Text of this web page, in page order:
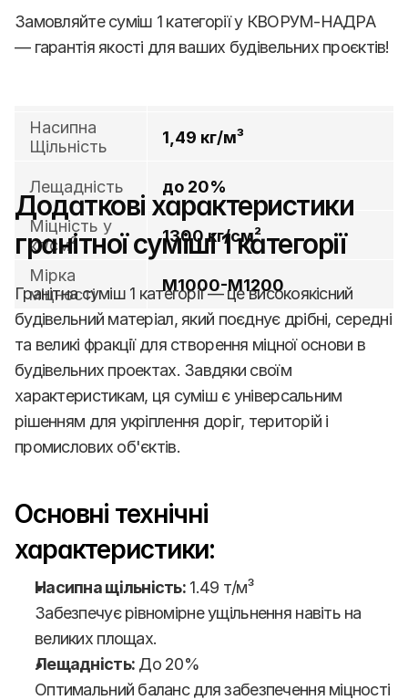
Замовляйте суміш 1 категорії у КВОРУМ-НАДРА
— гарантія якості для ваших будівельних проєктів!
Технічні Характеристики
Суміш граніта 1 категорія
Насипна
Щільність
1,49 кг/м³
Лещадність до 20%
Міцність у
кг/см²
1300 кг/см²
Мірка
міцності
М1000-М1200
Додаткові характеристики
гранітної суміші 1 категорії
Гранітна суміш 1 категорії — це високоякісний
будівельний матеріал, який поєднує дрібні, середні
та великі фракції для створення міцної основи в
будівельних проектах. Завдяки своїм
характеристикам, ця суміш є універсальним
рішенням для укріплення доріг, територій і
промислових об'єктів.
Основні технічні
характеристики:
Насипна щільність: 1.49 т/м³
Забезпечує рівномірне ущільнення навіть на
великих площах.
Лещадність: До 20%
Оптимальний баланс для забезпечення міцності